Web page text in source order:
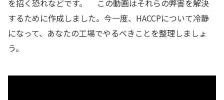
を招く恐れなどです。 この動画はそれらの弊害を解決
するために作成しました。今一度、HACCPについて冷静
になって、あなたの工場でやるべきことを整理しましょ
う。